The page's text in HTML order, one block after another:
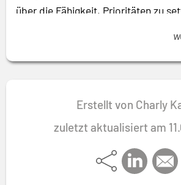
über die Fähigkeit, Prioritäten zu
Erstellt von Charly
zuletzt aktualisiert am